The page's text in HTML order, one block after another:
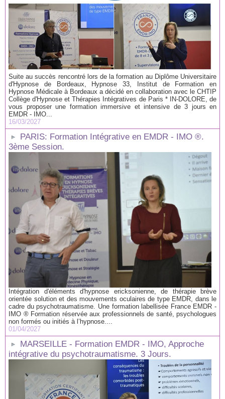
Suite au succès rencontré lors de la formation au Diplôme Universitaire
d'Hypnose de Bordeaux, Hypnose 33, Institut de Formation en
Hypnose Médicale à Bordeaux a décidé en collaboration avec le CHTIP
Collège d'Hypnose et Thérapies Intégratives de Paris * IN-DOLORE, de
vous proposer une formation immersive et intensive de 3 jours en
EMDR - IMO...
16/03/2027
PARIS: Formation Intégrative en EMDR - IMO ®.
3ème Session.
Intégration d'éléments d'hypnose ericksonienne, de thérapie brève
orientée solution et des mouvements oculaires de type EMDR, dans le
cadre du psychotraumatisme. Une formation labellisée France EMDR -
IMO ® Formation réservée aux professionnels de santé, psychologues
non formés ou initiés à l’hypnose....
01/04/2027
MARSEILLE - Formation EMDR - IMO, Approche
intégrative du psychotraumatisme. 3 Jours.